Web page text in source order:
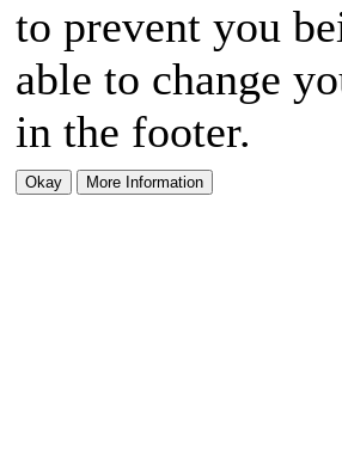
to prevent you
able to change
in the footer.